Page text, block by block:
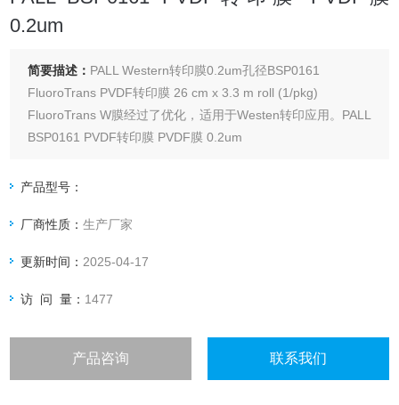
0.2um
简要描述： PALL Western转印膜0.2um孔径BSP0161
FluoroTrans PVDF转印膜 26 cm x 3.3 m roll (1/pkg)
FluoroTrans W膜经过了优化，适用于Westen转印应用。PALL
BSP0161 PVDF转印膜 PVDF膜 0.2um
产品型号：
厂商性质：生产厂家
更新时间： 2025-04-17
访 问 量： 1477
产品咨询 联系我们